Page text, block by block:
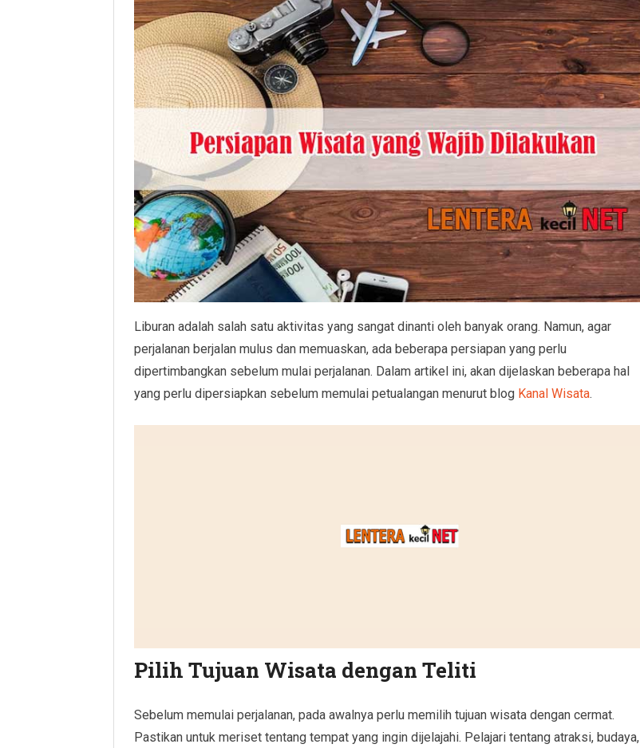
Liburan adalah salah satu aktivitas yang sangat dinanti oleh banyak orang. Namun, agar
perjalanan berjalan mulus dan memuaskan, ada beberapa persiapan yang perlu
dipertimbangkan sebelum mulai perjalanan. Dalam artikel ini, akan dijelaskan beberapa hal
yang perlu dipersiapkan sebelum memulai petualangan menurut blog Kanal Wisata.
Pilih Tujuan Wisata dengan Teliti
Sebelum memulai perjalanan, pada awalnya perlu memilih tujuan wisata dengan cermat.
Pastikan untuk meriset tentang tempat yang ingin dijelajahi. Pelajari tentang atraksi, budaya,